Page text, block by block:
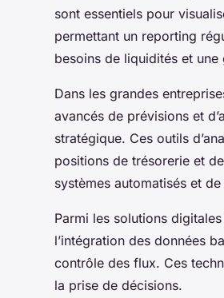
sont essentiels pour
permettant un reporting
besoins de liquidités et
Dans les grandes
avancés de prévisions et
stratégique. Ces outils
positions de trésorerie et
systèmes automatisés et
Parmi les solutions
l’intégration des données
contrôle des flux. Ces
la prise de décisions.